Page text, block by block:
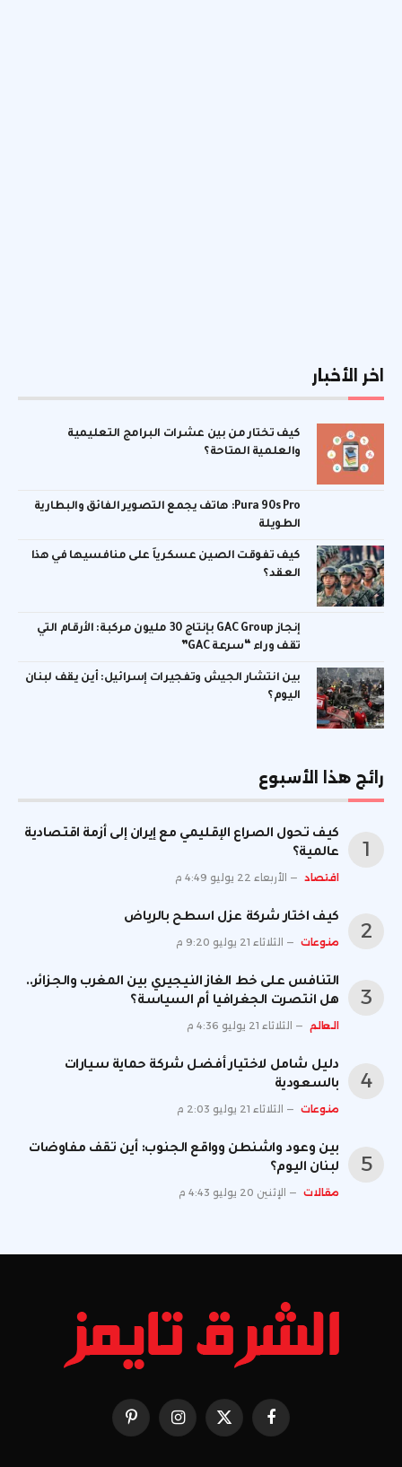
اخر الأخبار
كيف تختار من بين عشرات البرامج التعليمية
والعلمية المتاحة؟
Pura 90s Pro: هاتف يجمع التصوير الفائق والبطارية
الطويلة
كيف تفوقت الصين عسكرياً على منافسيها في هذا
العقد؟
إنجاز GAC Group بإنتاج 30 مليون مركبة: الأرقام التي
تقف وراء “سرعة GAC”
بين انتشار الجيش وتفجيرات إسرائيل: أين يقف لبنان
اليوم؟
رائج هذا الأسبوع
كيف تحول الصراع الإقليمي مع إيران إلى أزمة اقتصادية
عالمية؟
اقتصاد الأربعاء 22 يوليو 4:49 م
كيف اختار شركة عزل اسطح بالرياض
منوعات الثلاثاء 21 يوليو 9:20 م
التنافس على خط الغاز النيجيري بين المغرب والجزائر..
هل انتصرت الجغرافيا أم السياسة؟
العالم الثلاثاء 21 يوليو 4:36 م
دليل شامل لاختيار أفضل شركة حماية سيارات
بالسعودية
منوعات الثلاثاء 21 يوليو 2:03 م
بين وعود واشنطن وواقع الجنوب: أين تقف مفاوضات
لبنان اليوم؟
مقالات الإثنين 20 يوليو 4:43 م
فيسبوك X
(Twitter)
الانستغرامبينتيريست